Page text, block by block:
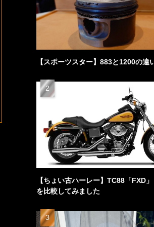
【スポーツスター】883と1200の違
【ちょい古ハーレー】TC88「FXD」
を比較してみました